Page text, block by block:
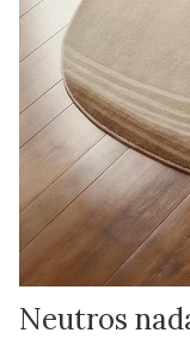
Neutros